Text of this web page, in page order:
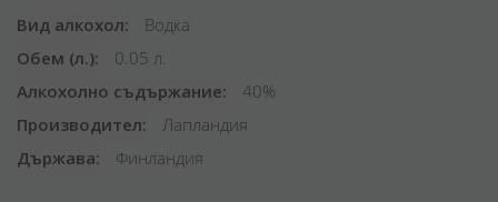
Вид алкохол
Водка
Обем (л.)
0.05 л.
Алкохолно съдържание
40%
Производител
Лапландия
Държава
Финландия